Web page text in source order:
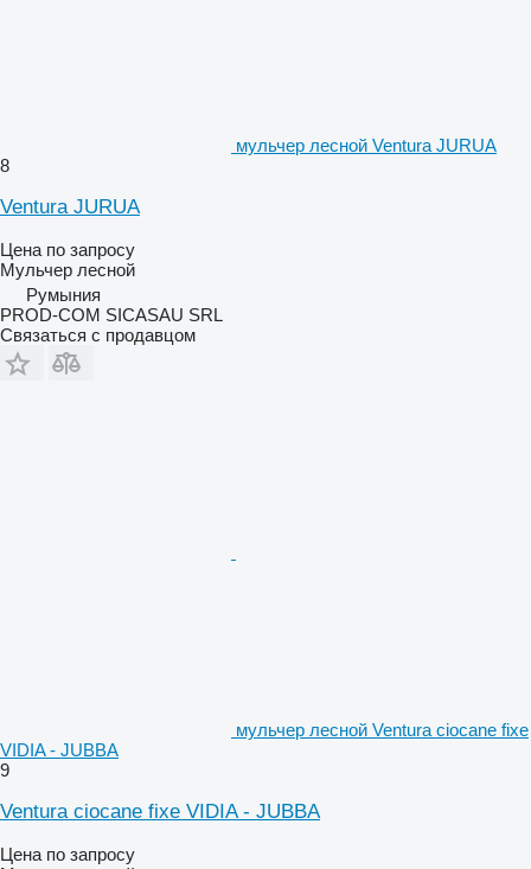
мульчер лесной Ventura JURUA
8
Ventura JURUA
Цена по запросу
Мульчер лесной
Румыния
PROD-COM SICASAU SRL
Связаться с продавцом
мульчер лесной Ventura ciocane fixe
VIDIA - JUBBA
9
Ventura ciocane fixe VIDIA - JUBBA
Цена по запросу